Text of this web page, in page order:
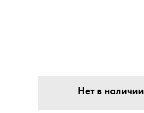
Нет в наличии